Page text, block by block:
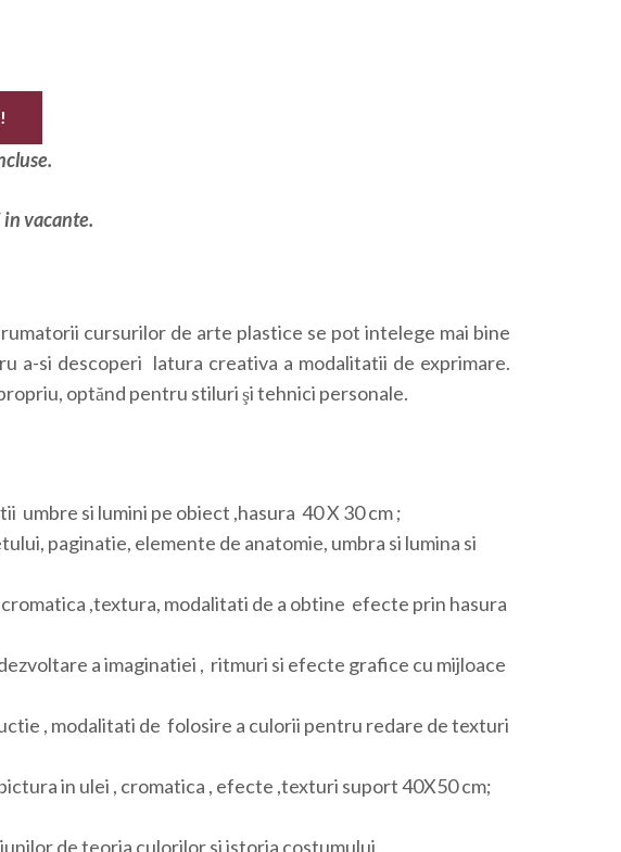
vacante.
cursurilor de arte plastice se pot intelege mai bine
a-si descoperi latura creativa a modalitatii de exprimare.
optănd pentru stiluri şi tehnici personale.
si lumini pe obiect ,hasura 40 X 30 cm ;
paginatie, elemente de anatomie, umbra si lumina si
,textura, modalitati de a obtine efecte prin hasura
a imaginatiei , ritmuri si efecte grafice cu mijloace
, modalitati de folosire a culorii pentru redare de texturi
in ulei , cromatica , efecte ,texturi suport 40X50 cm;
de teoria culorilor si istoria costumului